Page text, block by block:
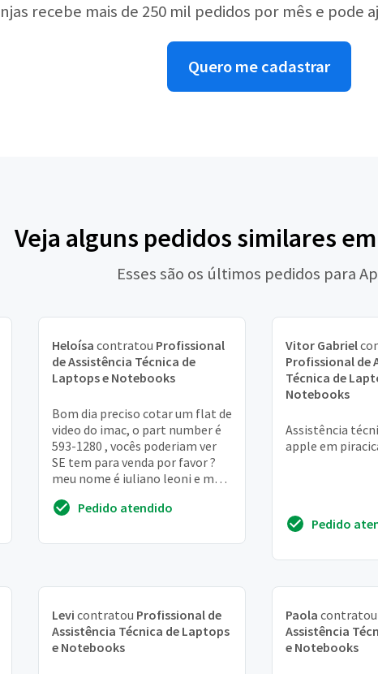
recebe mais de 250 mil pedidos por mês e pode
Quero me cadastrar
Veja alguns pedidos similares
Esses são os últimos pedidos para
Heloísa contratou Profissional
de Assistência Técnica de
Laptops e Notebooks
Bom dia preciso cotar um flat de
video do imac, o part number é
593-1280 , vocês poderiam ver
SE tem para venda por favor ?
meu nome é juliano leoni e meu
o...
Pedido atendido
Vitor Gabriel
Profissional de
Técnica de
Notebooks
Assistência
apple em
Pedido
Levi contratou Profissional de
Assistência Técnica de Laptops
e Notebooks
Paola contratou
Assistência
e Notebooks